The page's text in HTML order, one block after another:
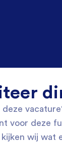
deze
voor deze
wij wat